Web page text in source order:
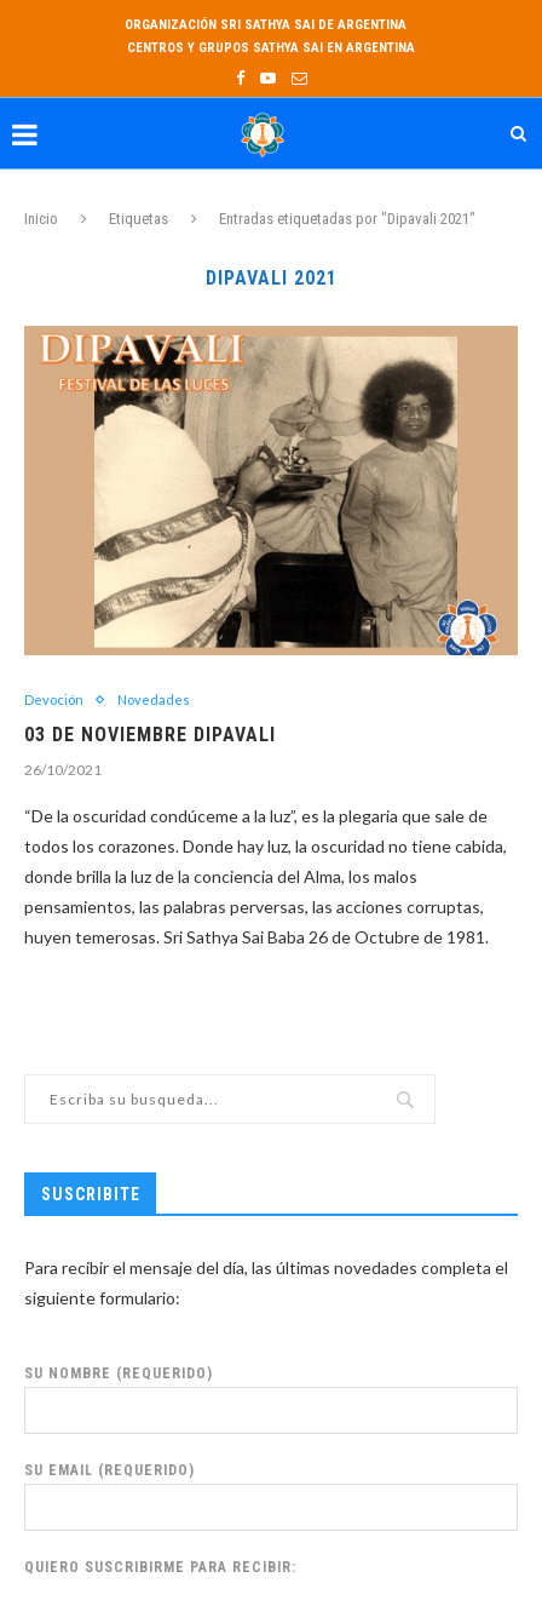
ORGANIZACIÓN SRI SATHYA SAI DE ARGENTINA
CENTROS Y GRUPOS SATHYA SAI EN ARGENTINA
Inicio Etiquetas Entradas etiquetadas por "Dipavali 2021"
DIPAVALI 2021
Devoción Novedades
03 DE NOVIEMBRE DIPAVALI
26/10/2021
“De la oscuridad condúceme a la luz”, es la plegaria que sale de
todos los corazones. Donde hay luz, la oscuridad no tiene cabida,
donde brilla la luz de la conciencia del Alma, los malos
pensamientos, las palabras perversas, las acciones corruptas,
huyen temerosas. Sri Sathya Sai Baba 26 de Octubre de 1981.
SUSCRIBITE
Para recibir el mensaje del día, las últimas novedades completa el
siguiente formulario:
SU NOMBRE (REQUERIDO)
SU EMAIL (REQUERIDO)
QUIERO SUSCRIBIRME PARA RECIBIR: